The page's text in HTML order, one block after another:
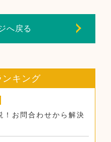
へ戻る
ンキング
！お問合わせから解決